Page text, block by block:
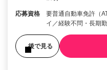
応募資格
要普通自動車免許（
イ／経験不問・長期
後で見る